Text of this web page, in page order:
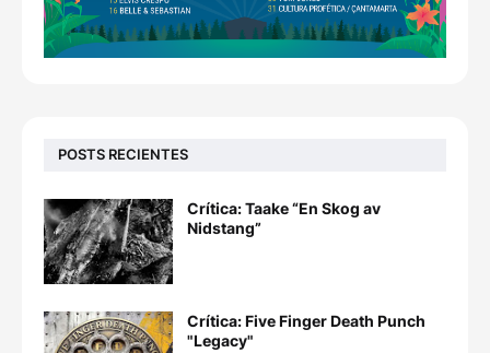
POSTS RECIENTES
Crítica: Taake “En Skog av
Nidstang”
Crítica: Five Finger Death Punch
"Legacy"